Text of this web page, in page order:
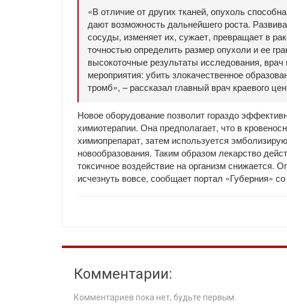
«В отличие от других тканей, опухоль
дают возможность дальнейшего роста.
сосуды, изменяет их, сужает, превращает в
точностью определить размер опухоли и ее
высокоточные результаты исследования,
мероприятия: убить злокачественное
тромб», – рассказал главный врач краевого
Новое оборудование позволит гораздо
химиотерапии. Она предполагает, что в
химиопрепарат, затем используется
новообразования. Таким образом лекарство
токсичное воздействие на организм снижается.
исчезнуть вовсе, сообщает портал «Губерния»
Комментарии:
Комментариев пока нет, будьте первым.